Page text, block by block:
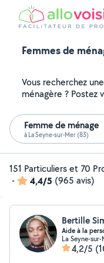
Femmes de
Vous recherchez
ménagère ? Postez
Femme de ménage
à La Seyne-sur-Mer (83)
151 Particuliers et 70
-
4,4/5 (965 avis)
Bertille
Aide à la
La Seyne-
4,2/5